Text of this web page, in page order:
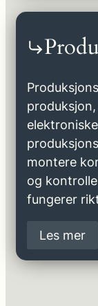
montere
og
fungerer
Les mer